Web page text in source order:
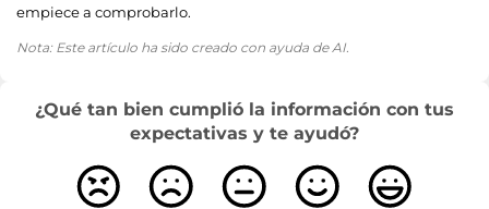
empiece a comprobarlo.
Nota: Este artículo ha sido creado con ayuda de AI.
¿Qué tan bien cumplió la información con tus
expectativas y te ayudó?